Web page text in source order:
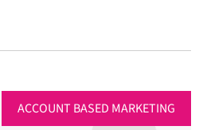
ACCOUNT BASED MARKETING